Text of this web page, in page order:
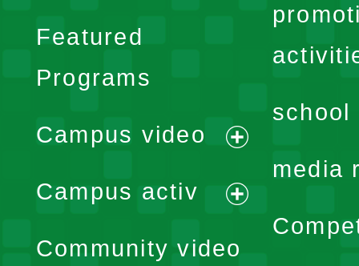
school
media
Featured
Programs
Campus video
expand
menu
Campus activ
expand
Community video